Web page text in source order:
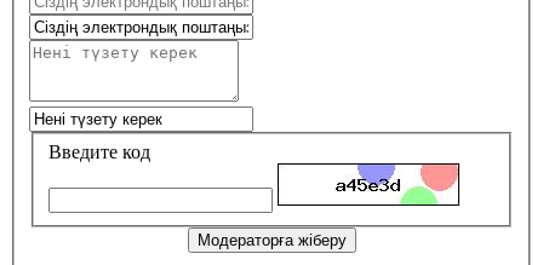
Введите код
Модераторға жіберу